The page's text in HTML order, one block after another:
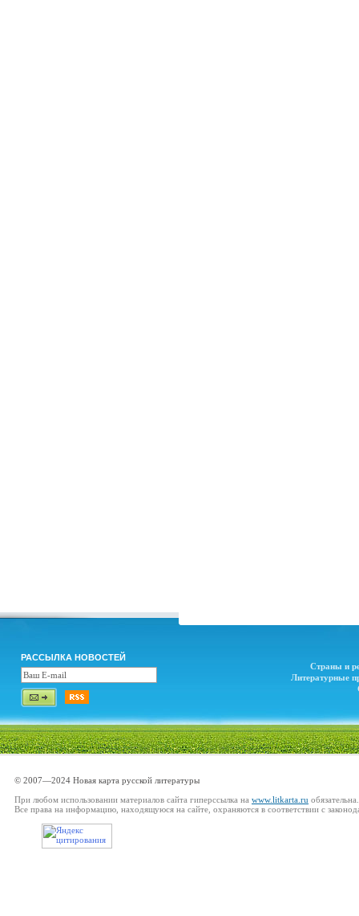
РАССЫЛКА НОВОСТЕЙ
Страны и
Литературные
© 2007—2024 Новая карта русской литературы
При любом использовании материалов сайта гиперссылка на www.litkarta.ru обязательна.
Все права на информацию, находящуюся на сайте, охраняются в соответствии с